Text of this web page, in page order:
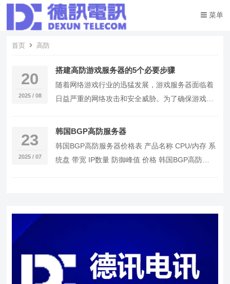
菜单
首页 高防
20
2025 / 08
搭建高防游戏服务器的5个必要步骤
随着网络游戏行业的迅猛发展，游戏服务器面临着
日益严重的网络攻击和安全威胁。为了确保游戏稳
当务之急…
23
2025 / 07
韩国BGP高防服务器
韩国BGP高防服务器价格表 产品名称 CPU/内存 系
统盘 带宽 IP数量 防御峰值 价格 韩国BGP高防